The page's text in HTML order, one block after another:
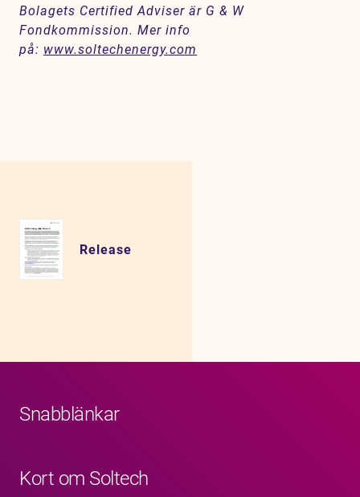
Bolagets Certified Adviser är G & W
Fondkommission. Mer info
på: www.soltechenergy.com
Release
Snabblänkar
Kort om Soltech